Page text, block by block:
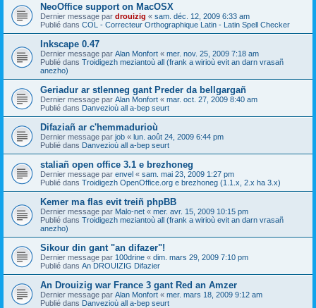
NeoOffice support on MacOSX
Dernier message par drouizig « sam. déc. 12, 2009 6:33 am
Publié dans COL - Correcteur Orthographique Latin - Latin Spell Checker
Inkscape 0.47
Dernier message par Alan Monfort « mer. nov. 25, 2009 7:18 am
Publié dans Troidigezh meziantoù all (frank a wirioù evit an darn vrasañ
anezho)
Geriadur ar stlenneg gant Preder da bellgargañ
Dernier message par Alan Monfort « mar. oct. 27, 2009 8:40 am
Publié dans Danvezioù all a-bep seurt
Difaziañ ar c'hemmadurioù
Dernier message par job « lun. août 24, 2009 6:44 pm
Publié dans Danvezioù all a-bep seurt
staliañ open office 3.1 e brezhoneg
Dernier message par envel « sam. mai 23, 2009 1:27 pm
Publié dans Troidigezh OpenOffice.org e brezhoneg (1.1.x, 2.x ha 3.x)
Kemer ma flas evit treiñ phpBB
Dernier message par Malo-net « mer. avr. 15, 2009 10:15 pm
Publié dans Troidigezh meziantoù all (frank a wirioù evit an darn vrasañ
anezho)
Sikour din gant "an difazer"!
Dernier message par 100drine « dim. mars 29, 2009 7:10 pm
Publié dans An DROUIZIG Difazier
An Drouizig war France 3 gant Red an Amzer
Dernier message par Alan Monfort « mer. mars 18, 2009 9:12 am
Publié dans Danvezioù all a-bep seurt